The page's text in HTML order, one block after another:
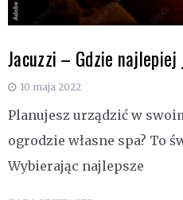
Jacuzzi – Gdzie
10 maja 2022
Planujesz urządzić w
ogrodzie własne spa? To
Wybierając najlepsze